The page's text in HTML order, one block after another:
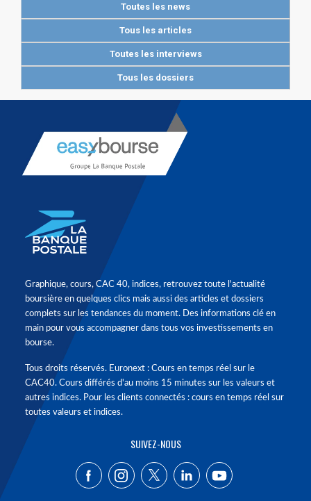
Toutes les news
Tous les articles
Toutes les interviews
Tous les dossiers
Graphique, cours, CAC 40, indices, retrouvez toute l'actualité
boursière en quelques clics mais aussi des articles et dossiers
complets sur les tendances du moment. Des informations clé en
main pour vous accompagner dans tous vos investissements en
bourse.
Tous droits réservés. Euronext : Cours en temps réel sur le
CAC40. Cours différés d'au moins 15 minutes sur les valeurs et
autres indices. Pour les clients connectés : cours en temps réel sur
toutes valeurs et indices.
SUIVEZ-NOUS